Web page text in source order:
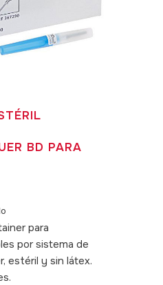
BD PARA
para
por sistema de
estéril y sin látex.